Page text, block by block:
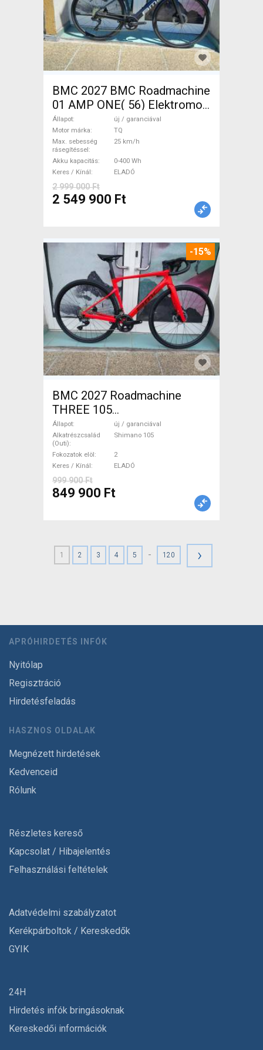
BMC 2027 BMC Roadmachine
01 AMP ONE( 56) Elektromos
Országúti / Gravel TQ új /
garanciával ELADÓ
Állapot
új / garanciával
Motor márka
TQ
Max. sebesség
rásegítéssel
25 km/h
Akku kapacitás
0-400 Wh
Keres / Kínál
ELADÓ
2 999 000 Ft
2 549 900 Ft
-15%
BMC 2027 Roadmachine
THREE 105
(47,51,54,56,58,61) Országúti
Shimano 105 tárcsafék új /
garanciával ELADÓ
Állapot
új / garanciával
Alkatrészcsalád
(Outi)
Shimano 105
Fokozatok elöl
2
Keres / Kínál
ELADÓ
999 900 Ft
849 900 Ft
1 2 3 4 5 - 120 ›
APRÓHIRDETÉS INFÓK
Nyitólap
Regisztráció
Hirdetésfeladás
HASZNOS OLDALAK
Megnézett hirdetések
Kedvenceid
Rólunk
Részletes kereső
Kapcsolat / Hibajelentés
Felhasználási feltételek
Adatvédelmi szabályzatot
Kerékpárboltok / Kereskedők
GYIK
24H
Hirdetés infók bringásoknak
Kereskedői információk